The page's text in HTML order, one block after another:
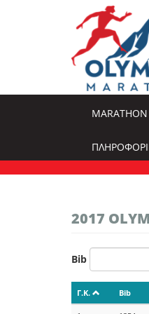
2017
Bib
Γ.Κ. Bib